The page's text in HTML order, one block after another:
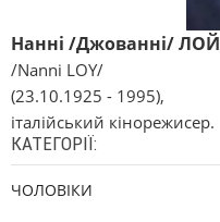
Нанні /Джованні/ ЛОЙ
/Nanni LOY/
(23.10.1925 - 1995),
італійський кінорежисер.
КАТЕГОРІЇ:
ЧОЛОВІКИ